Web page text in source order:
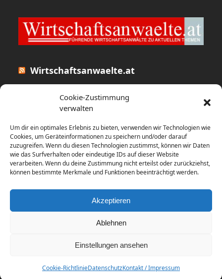
Cookie-Zustimmung
verwalten
Um dir ein optimales Erlebnis zu bieten, verwenden wir Technologien wie
Cookies, um Geräteinformationen zu speichern und/oder darauf
zuzugreifen. Wenn du diesen Technologien zustimmst, können wir Daten
wie das Surfverhalten oder eindeutige IDs auf dieser Website
verarbeiten. Wenn du deine Zustimmung nicht erteilst oder zurückziehst,
können bestimmte Merkmale und Funktionen beeinträchtigt werden.
Akzeptieren
Ablehnen
Einstellungen ansehen
Cookie-RichtlinieDatenschutzKontakt / Impressum
Wirtschaftsanwaelte.at
Studie: USA und Großbritannien
dominieren globales Rennen um
31. Juli 2026
Wenn die Ehe endet: Strategien zum
Schutz von Vermögen und
Reserved